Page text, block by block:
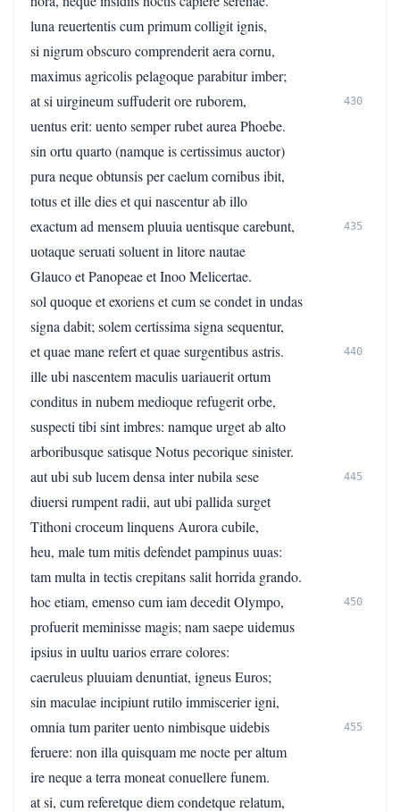
luna reuertentis cum primum colligit ignis,
si nigrum obscuro comprenderit aera cornu,
maximus agricolis pelagoque parabitur imber;
at si uirgineum suffuderit ore ruborem,
430
uentus erit: uento semper rubet aurea Phoebe.
sin ortu quarto (namque is certissimus auctor)
pura neque obtunsis per caelum cornibus ibit,
totus et ille dies et qui nascentur ab illo
exactum ad mensem pluuia uentisque carebunt,
435
uotaque seruati soluent in litore nautae
Glauco et Panopeae et Inoo Melicertae.
sol quoque et exoriens et cum se condet in undas
signa dabit; solem certissima signa sequentur,
et quae mane refert et quae surgentibus astris.
440
ille ubi nascentem maculis uariauerit ortum
conditus in nubem medioque refugerit orbe,
suspecti tibi sint imbres: namque urget ab alto
arboribusque satisque Notus pecorique sinister.
aut ubi sub lucem densa inter nubila sese
445
diuersi rumpent radii, aut ubi pallida surget
Tithoni croceum linquens Aurora cubile,
heu, male tum mitis defendet pampinus uuas:
tam multa in tectis crepitans salit horrida grando.
hoc etiam, emenso cum iam decedit Olympo,
450
profuerit meminisse magis; nam saepe uidemus
ipsius in uultu uarios errare colores:
caeruleus pluuiam denuntiat, igneus Euros;
sin maculae incipiunt rutilo immiscerier igni,
omnia tum pariter uento nimbisque uidebis
455
feruere: non illa quisquam me nocte per altum
ire neque a terra moneat conuellere funem.
at si, cum referetque diem condetque relatum,